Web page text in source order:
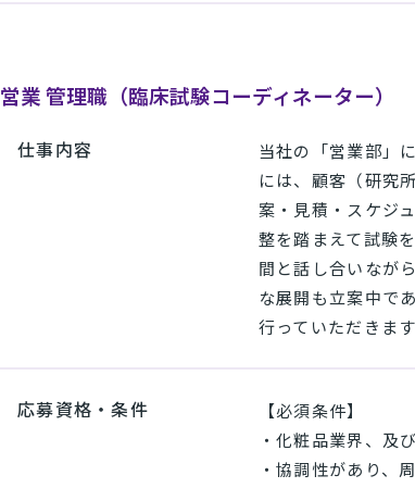
営業 管理職（臨床試験コーディネーター）
仕事内容
当社の「営業部」
には、顧客（研究
案・見積・スケジ
整を踏まえて試験
間と話し合いなが
な展開も立案中で
行っていただきます
応募資格・条件
【必須条件】
・化粧品業界、及
・協調性があり、